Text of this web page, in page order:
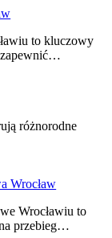
to kluczowy
zapewnić…
różnorodne
Wrocław
Wrocławiu to
przebieg…